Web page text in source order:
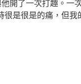
開了一次打趣。一
很是很是的痛，但我